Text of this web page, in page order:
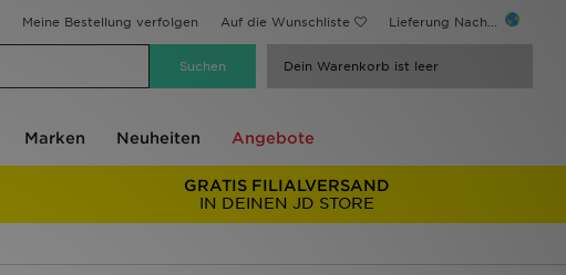
Meine Bestellung verfolgen Auf die Wunschliste Lieferung Nach...
Dein Warenkorb ist leer
Marken Neuheiten Angebote
GRATIS FILIALVERSAND
IN DEINEN JD STORE